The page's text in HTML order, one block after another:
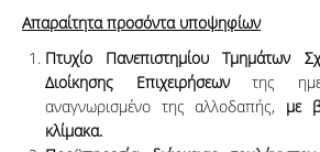
Απαραίτητα προσόντα υποψηφίων
Πτυχίο Πανεπιστημίου Τμημάτων
Διοίκησης Επιχειρήσεωντης
αναγνωρισμένο της αλλοδαπής, με
κλίμακα.